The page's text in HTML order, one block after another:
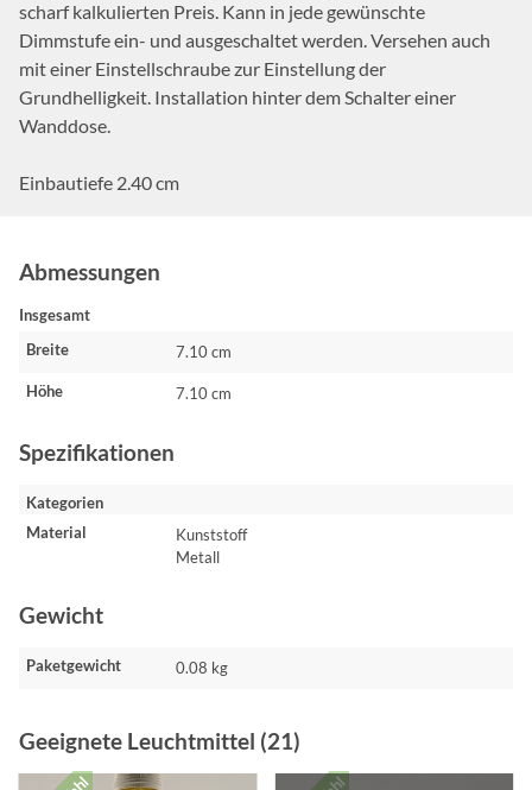
scharf kalkulierten Preis. Kann in jede gewünschte
Dimmstufe ein- und ausgeschaltet werden. Versehen auch
mit einer Einstellschraube zur Einstellung der
Grundhelligkeit. Installation hinter dem Schalter einer
Wanddose.
Einbautiefe 2.40 cm
Abmessungen
Insgesamt
Breite
7.10 cm
Höhe 7.10 cm
Spezifikationen
Kategorien
Material
Kunststoff
Metall
Gewicht
Paketgewicht 0.08 kg
Geeignete Leuchtmittel (21)